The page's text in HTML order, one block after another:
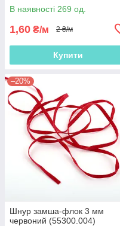
В наявності 269 од.
1,60 ₴/м 2 ₴/м
Купити
–20%
Шнур замша-флок 3 мм
червоний (55300.004)